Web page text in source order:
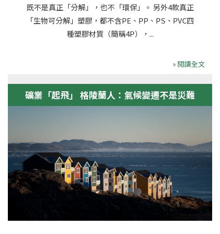
既不是真正「分解」，也不「環保」。 另外4款真正
「生物可分解」塑膠，都不含PE、PP、PS、PVC四
種塑膠材質（簡稱4P），...
» 閱讀全文
礦業「起飛」 格陵蘭人：氣候變遷不是災難